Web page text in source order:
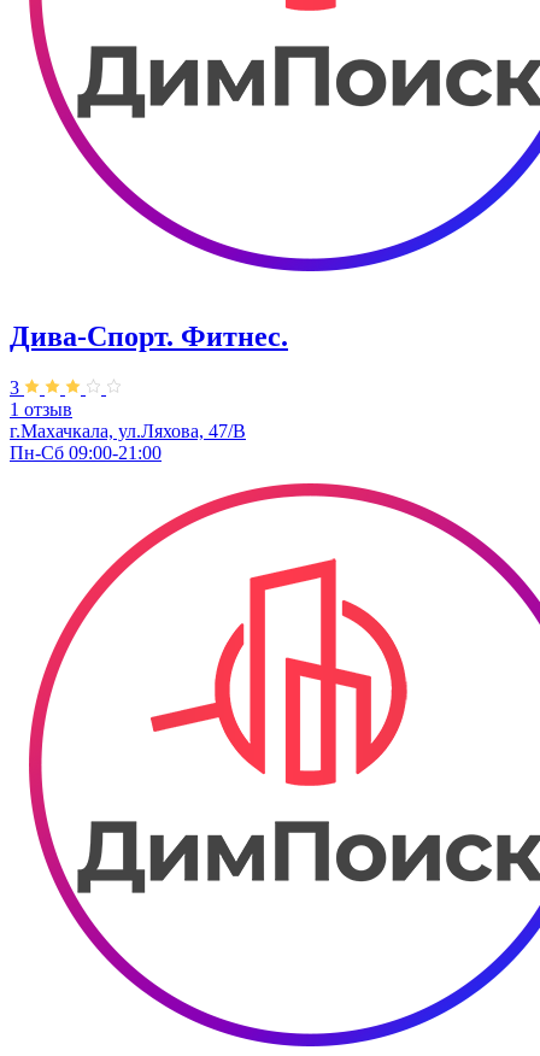
Дива-Спорт. Фитнес.
3
1 отзыв
г.Махачкала, ул.Ляхова, 47/В
Пн-Сб 09:00-21:00